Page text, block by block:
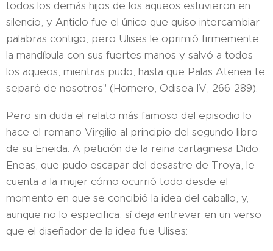
todos los demás hijos de los aqueos estuvieron en
silencio, y Anticlo fue el único que quiso intercambiar
palabras contigo, pero Ulises le oprimió firmemente
la mandíbula con sus fuertes manos y salvó a todos
los aqueos, mientras pudo, hasta que Palas Atenea te
separó de nosotros" (Homero, Odisea IV, 266-289).
Pero sin duda el relato más famoso del episodio lo
hace el romano Virgilio al principio del segundo libro
de su Eneida. A petición de la reina cartaginesa Dido,
Eneas, que pudo escapar del desastre de Troya, le
cuenta a la mujer cómo ocurrió todo desde el
momento en que se concibió la idea del caballo, y,
aunque no lo especifica, sí deja entrever en un verso
que el diseñador de la idea fue Ulises: